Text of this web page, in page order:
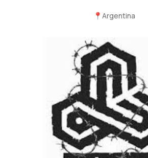
📍 Argentina